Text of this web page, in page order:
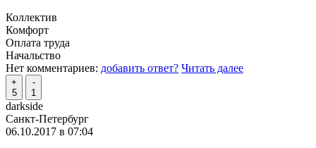
Коллектив
Комфорт
Оплата труда
Начальство
Нет комментариев: добавить ответ? Читать далее
+
5
-
1
darkside
Санкт-Петербург
06.10.2017 в 07:04